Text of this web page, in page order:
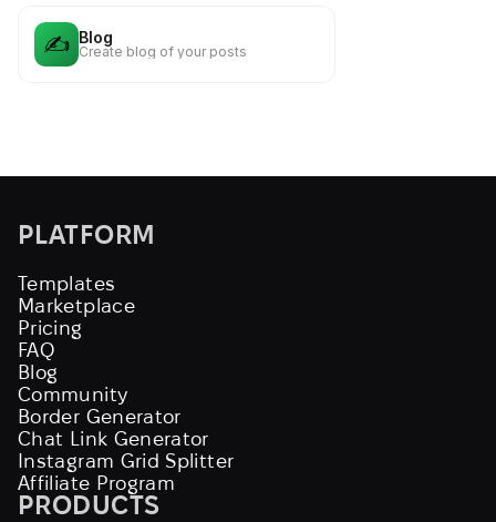
✍️ Blog
Create blog of your posts
PLATFORM
Templates
Marketplace
Pricing
FAQ
Blog
Community
Border Generator
Chat Link Generator
Instagram Grid Splitter
Affiliate Program
PRODUCTS